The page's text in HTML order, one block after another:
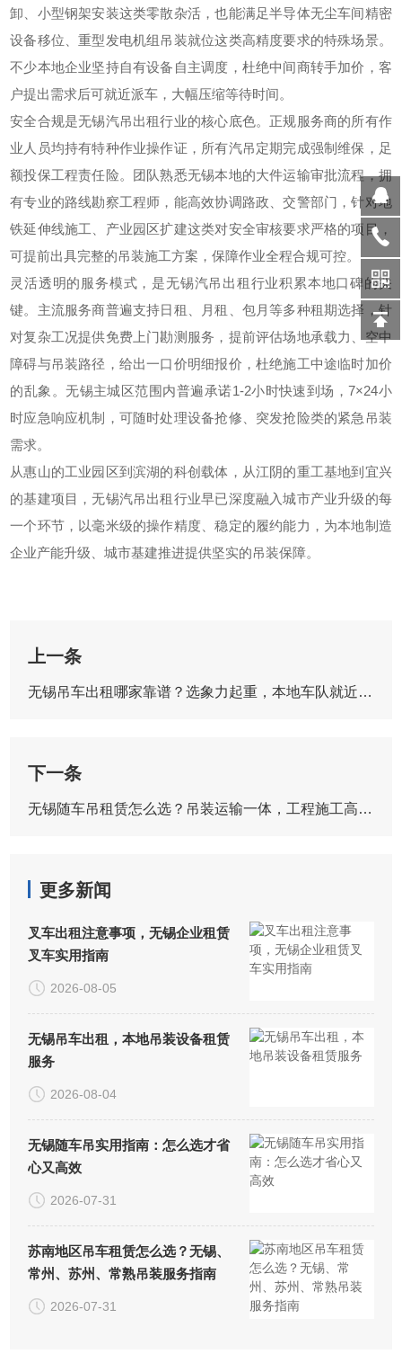
卸、小型钢架安装这类零散杂活，也能满足半导体无尘车间精密
设备移位、重型发电机组吊装就位这类高精度要求的特殊场景。
不少本地企业坚持自有设备自主调度，杜绝中间商转手加价，客
户提出需求后可就近派车，大幅压缩等待时间。
安全合规是无锡汽吊出租行业的核心底色。正规服务商的所有作
业人员均持有特种作业操作证，所有汽吊定期完成强制维保，足
额投保工程责任险。团队熟悉无锡本地的大件运输审批流程，拥
有专业的路线勘察工程师，能高效协调路政、交警部门，针对地
铁延伸线施工、产业园区扩建这类对安全审核要求严格的项目，
可提前出具完整的吊装施工方案，保障作业全程合规可控。
灵活透明的服务模式，是无锡汽吊出租行业积累本地口碑的关
键。主流服务商普遍支持日租、月租、包月等多种租期选择，针
对复杂工况提供免费上门勘测服务，提前评估场地承载力、空中
障碍与吊装路径，给出一口价明细报价，杜绝施工中途临时加价
的乱象。无锡主城区范围内普遍承诺1-2小时快速到场，7×24小
时应急响应机制，可随时处理设备抢修、突发抢险类的紧急吊装
需求。
从惠山的工业园区到滨湖的科创载体，从江阴的重工基地到宜兴
的基建项目，无锡汽吊出租行业早已深度融入城市产业升级的每
一个环节，以毫米级的操作精度、稳定的履约能力，为本地制造
企业产能升级、城市基建推进提供坚实的吊装保障。
上一条
​无锡吊车出租哪家靠谱？选象力起重，本地车队就近派车
下一条
无锡随车吊租赁怎么选？吊装运输一体，工程施工高效省心
更多新闻
叉车出租注意事项，无锡企业租赁
叉车实用指南
2026-08-05
无锡吊车出租，本地吊装设备租赁
服务
2026-08-04
无锡随车吊实用指南：怎么选才省
心又高效
2026-07-31
苏南地区吊车租赁怎么选？无锡、
常州、苏州、常熟吊装服务指南
2026-07-31